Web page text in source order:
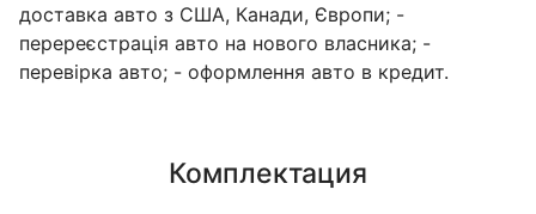
доставка авто з США, Канади, Європи; -
перереєстрація авто на нового власника; -
перевірка авто; - оформлення авто в кредит.
Комплектация